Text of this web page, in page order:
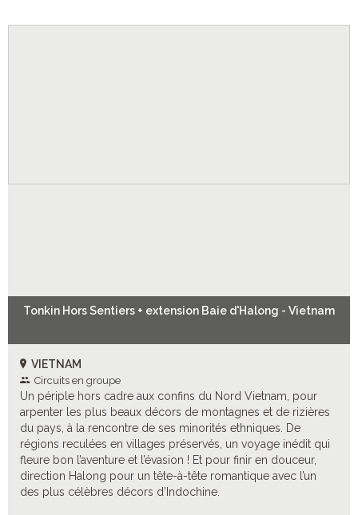
Tonkin Hors Sentiers + extension Baie d'Halong - Vietnam
VIETNAM
Circuits en groupe
Un périple hors cadre aux confins du Nord Vietnam, pour
arpenter les plus beaux décors de montagnes et de rizières
du pays, à la rencontre de ses minorités ethniques. De
régions reculées en villages préservés, un voyage inédit qui
fleure bon l’aventure et l’évasion ! Et pour finir en douceur,
direction Halong pour un tête-à-tête romantique avec l’un
des plus célèbres décors d’Indochine.